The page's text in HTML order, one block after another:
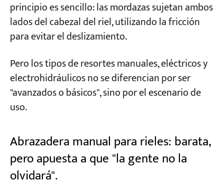
principio es sencillo: las mordazas sujetan ambos
lados del cabezal del riel, utilizando la fricción
para evitar el deslizamiento.
Pero los tipos de resortes manuales, eléctricos y
electrohidráulicos no se diferencian por ser
"avanzados o básicos", sino por el escenario de
uso.
Abrazadera manual para rieles: barata,
pero apuesta a que "la gente no la
olvidará".